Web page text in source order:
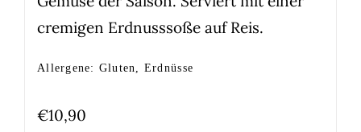
cremigen Erdnusssoße auf Reis.
Allergene: Gluten, Erdnüsse
€10,90